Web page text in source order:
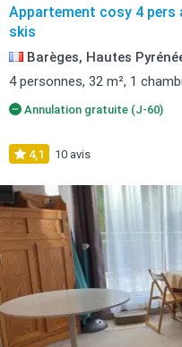
Appartement cosy 4 pers
skis
Barèges, Hautes
4 personnes, 32 m², 1
Annulation gratuite (J-60)
4,1 10 avis